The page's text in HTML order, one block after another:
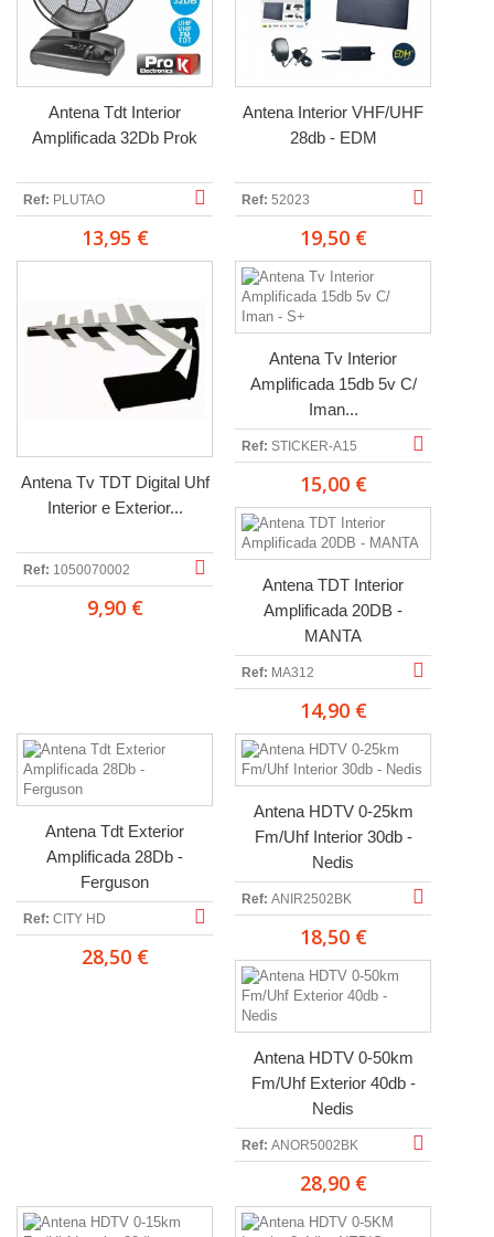
Antena Tdt Interior
Amplificada 32Db Prok
Ref: PLUTAO
13,95 €
Antena Interior VHF/UHF
28db - EDM
Ref: 52023
19,50 €
Antena Tv TDT Digital Uhf
Interior e Exterior...
Ref: 1050070002
9,90 €
Antena Tv Interior
Amplificada 15db 5v C/
Iman...
Ref: STICKER-A15
15,00 €
Antena TDT Interior
Amplificada 20DB -
MANTA
Ref: MA312
14,90 €
Antena Tdt Exterior
Amplificada 28Db -
Ferguson
Ref: CITY HD
28,50 €
Antena HDTV 0-25km
Fm/Uhf Interior 30db -
Nedis
Ref: ANIR2502BK
18,50 €
Antena HDTV 0-50km
Fm/Uhf Exterior 40db -
Nedis
Ref: ANOR5002BK
28,90 €